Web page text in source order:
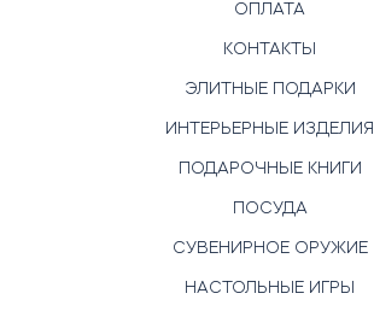
ОПЛАТА
КОНТАКТЫ
ЭЛИТНЫЕ ПОДАРКИ
ИНТЕРЬЕРНЫЕ ИЗДЕЛИЯ
ПОДАРОЧНЫЕ КНИГИ
ПОСУДА
СУВЕНИРНОЕ ОРУЖИЕ
НАСТОЛЬНЫЕ ИГРЫ